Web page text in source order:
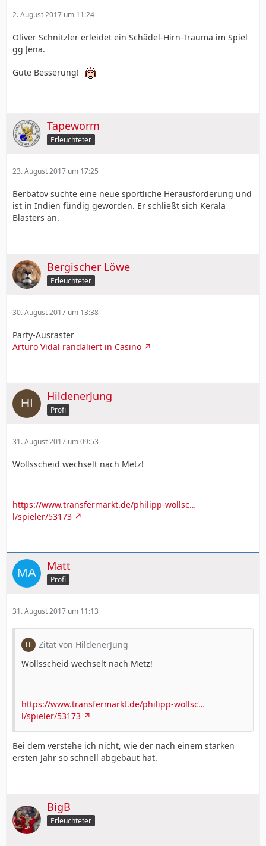
2. August 2017 um 11:24
Oliver Schnitzler erleidet ein Schädel-Hirn-Trauma im Spiel
gg Jena.
Gute Besserung!
Tapeworm
Erleuchteter
23. August 2017 um 17:25
Berbatov suchte eine neue sportliche Herausforderung und
ist in Indien fündig geworden. Er schließt sich Kerala
Blasters an.
Bergischer Löwe
Erleuchteter
30. August 2017 um 13:38
Party-Ausraster
Arturo Vidal randaliert in Casino
HildenerJung
Profi
31. August 2017 um 09:53
Wollsscheid wechselt nach Metz!
https://www.transfermarkt.de/philipp-wollsc…
l/spieler/53173
Matt
Profi
31. August 2017 um 11:13
Zitat von HildenerJung
Wollsscheid wechselt nach Metz!
https://www.transfermarkt.de/philipp-wollsc…
l/spieler/53173
Bei dem verstehe ich nicht, wie der nach einem starken
ersten Jahr so schnell abgebaut hat.
BigB
Erleuchteter